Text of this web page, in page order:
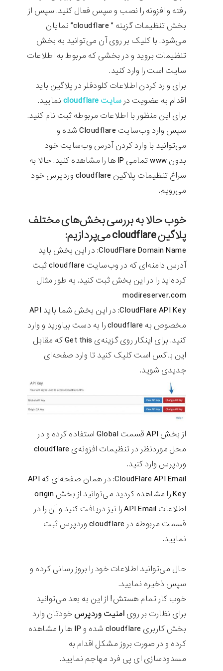
رفته و افزونه را نصب و سپس فعال کنید. سپس از
بخش تنظیمات گزینه ” cloudflare” نمایان
می‌شود. با کلیک بر روی آن می‌توانید به بخش
تنظیمات بروید و در بخشی که مربوط به اطلاعات
سایت است را وارد کنید.
برای وارد کردن اطلاعات کلودفلر در پلاگین باید
اقدام به عضویت در سایت cloudflare
نمایید.
برای این منظور با اطلاعات مربوطه ثبت نام کنید.
سپس وارد وب‌سایت Cloudflare شده و
می‌توانید با وارد کردن آدرس وب‌سایت خود
بدون www تمامی IP ها را مشاهده کنید. حالا به
سراغ تنظیمات پلاگین cloudflare وردپرس خود
می‌رویم.
خوب حالا به بررسی بخش‌های مختلف
پلاگین cloudflare می‌پردازیم:
CloudFlare Domain Name: در این بخش باید
آدرس دامنه‌ای که در وب‌سایت cloudflare ثبت
کرده‌اید را در این بخش ثبت کنید. به طور مثال
modireserver.com
CloudFlare API Key: در این بخش شما باید API
مخصوص به cloudflare را به دست بیاورید و وارد
کنید. برای اینکار روی گزینه‌ی Get this که مقابل
این باکس است کلیک کنید تا وارد صفحه‌ای
جدیدی شوید.
از بخش API قسمت Global استفاده کرده و در
محل موردنظر در تنظیمات افزونه‌ی cloudflare
وردپرس وارد کنید.
CloudFlare API Email: در همان صفحه‌ای که API
Key را مشاهده کردید می‌توانید از بخش origin
اطلاعات API Email را نیز دریافت کنید و آن را در
قسمت مربوطه در cloudflare وردپرس ثبت
نمایید.
حال می‌توانید اطلاعات خود را بروز رسانی کرده و
سپس ذخیره نمایید.
خوب کار تمام هستش! از این به بعد می‌توانید
برای نظارت بر روی امنیت وردپرس خودتان وارد
بخش کاربری cloudflare شده و IP ها را مشاهده
کرده و در صورت بروز مشکل اقدام به
مسدودسازی ای پی فرد مهاجم نمایید.